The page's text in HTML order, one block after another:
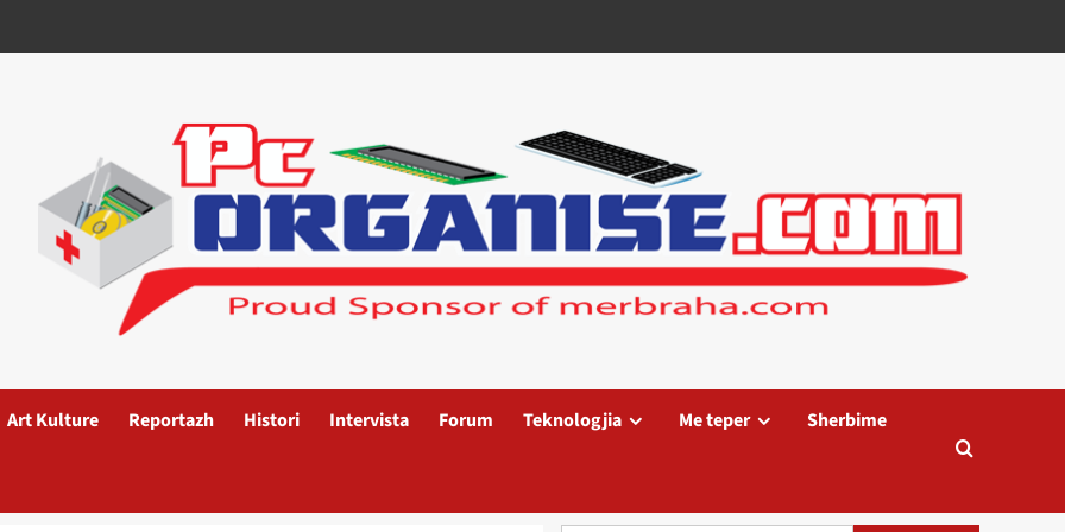
Art Kulture Reportazh Histori Intervista Forum Teknologjia Me teper Sherbime